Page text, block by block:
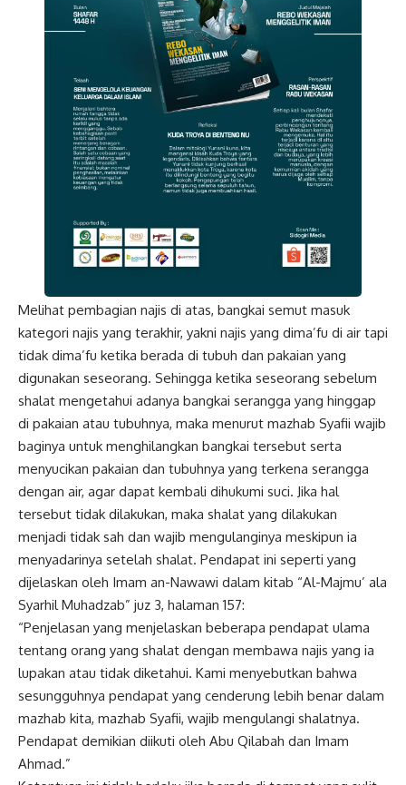
Melihat pembagian najis di atas, bangkai semut masuk
kategori najis yang terakhir, yakni najis yang dima’fu di air tapi
tidak dima’fu ketika berada di tubuh dan pakaian yang
digunakan seseorang. Sehingga ketika seseorang sebelum
shalat mengetahui adanya bangkai serangga yang hinggap
di pakaian atau tubuhnya, maka menurut mazhab Syafii wajib
baginya untuk menghilangkan bangkai tersebut serta
menyucikan pakaian dan tubuhnya yang terkena serangga
dengan air, agar dapat kembali dihukumi suci. Jika hal
tersebut tidak dilakukan, maka shalat yang dilakukan
menjadi tidak sah dan wajib mengulanginya meskipun ia
menyadarinya setelah shalat. Pendapat ini seperti yang
dijelaskan oleh Imam an-Nawawi dalam kitab “Al-Majmu’ ala
Syarhil Muhadzab” juz 3, halaman 157:
“Penjelasan yang menjelaskan beberapa pendapat ulama
tentang orang yang shalat dengan membawa najis yang ia
lupakan atau tidak diketahui. Kami menyebutkan bahwa
sesungguhnya pendapat yang cenderung lebih benar dalam
mazhab kita, mazhab Syafii, wajib mengulangi shalatnya.
Pendapat demikian diikuti oleh Abu Qilabah dan Imam
Ahmad.”